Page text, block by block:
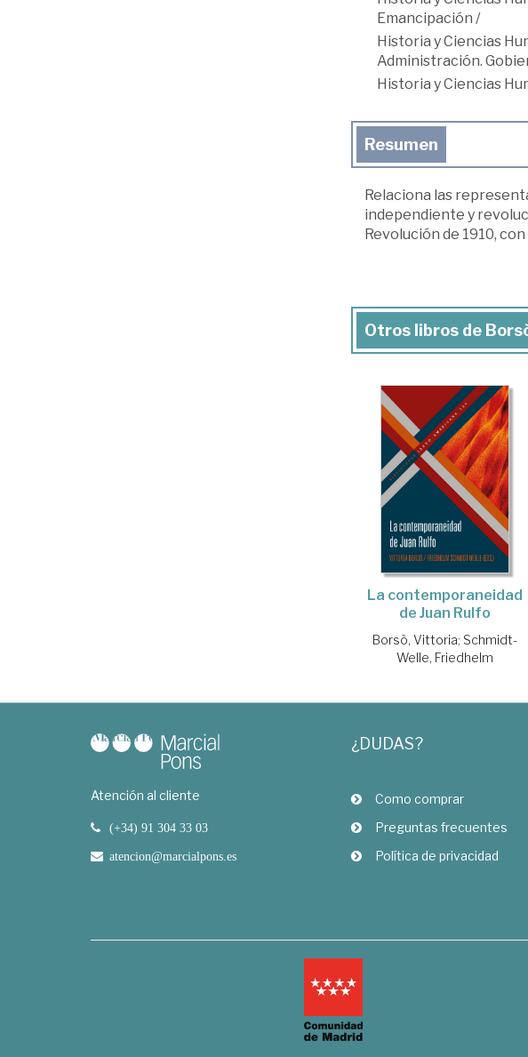
Emancipación /
Historia y Ciencias
Administración.
Historia y Ciencias
Resumen
Relaciona las
independiente y
Revolución de 1910,
Otros libros de
La contemporaneidad
de Juan Rulfo
Borsò, Vittoria; Schmidt-
Welle, Friedhelm
Atención al cliente
(+34) 91 304 33 03
atencion@marcialpons.es
¿DUDAS?
Como comprar
Preguntas frecuentes
Política de privacidad